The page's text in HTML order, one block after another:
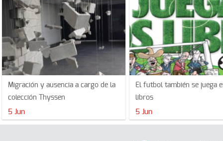
Migración y ausencia a cargo de la
colección Thyssen
5 Jun
El futbol también se juega
libros
5 Jun